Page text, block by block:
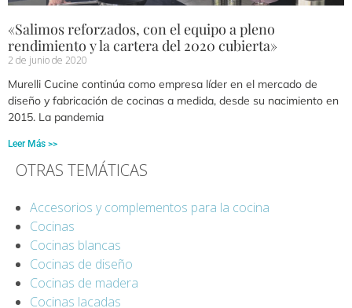
«Salimos reforzados, con el equipo a pleno
rendimiento y la cartera del 2020 cubierta»
2 de junio de 2020
Murelli Cucine continúa como empresa líder en el mercado de
diseño y fabricación de cocinas a medida, desde su nacimiento en
2015. La pandemia
Leer Más >>
OTRAS TEMÁTICAS
Accesorios y complementos para la cocina
Cocinas
Cocinas blancas
Cocinas de diseño
Cocinas de madera
Cocinas lacadas